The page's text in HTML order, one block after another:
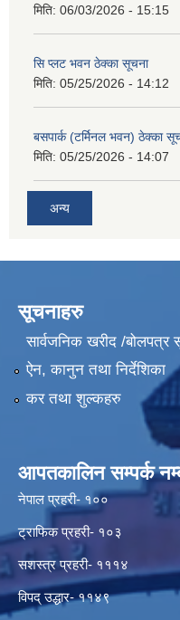
मिति: 06/03/2026 - 15:15
सि प्लट भवन ठेक्का सूचना
मिति: 05/25/2026 - 14:12
बसपार्क (टर्मिनल भवन) ठेक्का
मिति: 05/25/2026 - 14:07
अन्य
सूचनाहरु
सार्वजनिक खरीद /बोलपत्र
ऐन, कानुन तथा निर्देशिका
कर तथा शुल्कहरु
आपतकालिन सम्पर्क
नेपाल प्रहरी- १००
ट्राफिक प्रहरी- १०३
सशस्त्र प्रहरी- १११४
विपद् उद्धार- ११४९